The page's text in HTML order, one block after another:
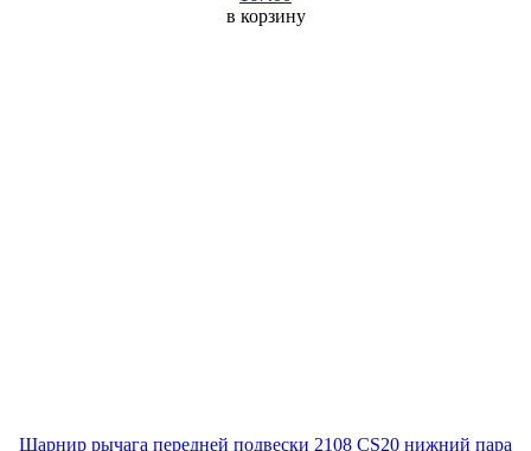
в корзину
Шарнир рычага передней подвески 2108 CS20 нижний пара